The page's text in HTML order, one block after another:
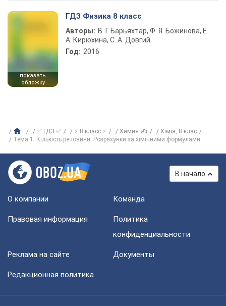
показать
обложку
ГДЗ Физика 8 класс
Авторы: В. Г. Барьяхтар, Ф. Я. Божинова, Е.
А. Кирюхина, С. А. Довгий
Год: 2016
✅ ГДЗ ✅ ⚡ 8 класс ⚡ Химия ✍
Хiмiя, 8 клас
Тема 1. Кількість речовини. Розрахунки за хімічними формулами
В начало
О компании Команда
Правовая информация
Политика
конфиденциальности
Реклама на сайте Документы
Редакционная политика